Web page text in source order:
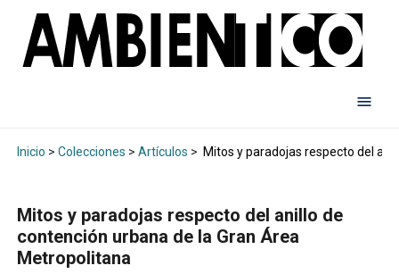
Inicio > Colecciones > Artículos > Mitos y paradojas respecto del
Mitos y paradojas respecto del anillo de
contención urbana de la Gran Área
Metropolitana